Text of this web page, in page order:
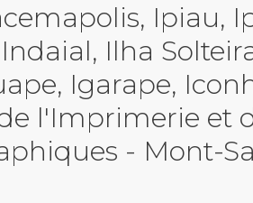
Ipiau,
Ilha
Igarape,
l'Imprimerie et
- Mont-